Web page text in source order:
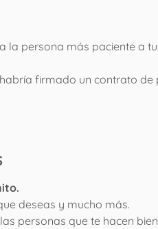
la persona más paciente a tu
firmado un contrato de
deseas y mucho más.
personas que te hacen